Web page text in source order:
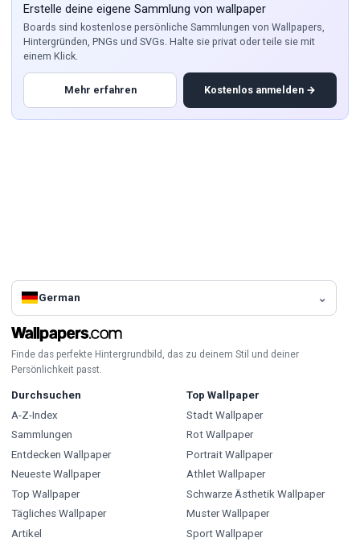
Erstelle deine eigene Sammlung von wallpaper
Boards sind kostenlose persönliche Sammlungen von Wallpapers,
Hintergründen, PNGs und SVGs. Halte sie privat oder teile sie mit
einem Klick.
Mehr erfahren Kostenlos anmelden →
German
Finde das perfekte Hintergrundbild, das zu deinem Stil und deiner
Persönlichkeit passt.
Durchsuchen
A-Z-Index
Sammlungen
Entdecken Wallpaper
Neueste Wallpaper
Top Wallpaper
Tägliches Wallpaper
Artikel
Top Wallpaper
Stadt Wallpaper
Rot Wallpaper
Portrait Wallpaper
Athlet Wallpaper
Schwarze Ästhetik Wallpaper
Muster Wallpaper
Sport Wallpaper